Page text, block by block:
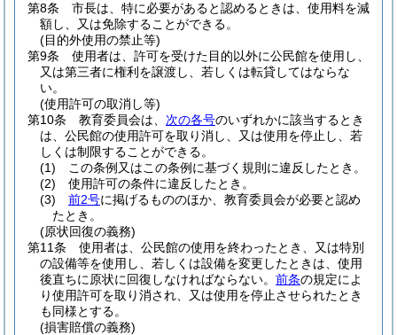
第8条
市長は、特に必要があると認めるときは、使用料を減
額し、又は免除することができる。
(目的外使用の禁止等)
第9条
使用者は、許可を受けた目的以外に公民館を使用し、
又は第三者に権利を譲渡し、若しくは転貸してはならな
い。
(使用許可の取消し等)
第10条
教育委員会は、 次の各号のいずれかに該当するとき
は、公民館の使用許可を取り消し、又は使用を停止し、若
しくは制限することができる。
(1)
この条例又はこの条例に基づく規則に違反したとき。
(2)
使用許可の条件に違反したとき。
(3)
前2号に掲げるもののほか、教育委員会が必要と認め
たとき。
(原状回復の義務)
第11条
使用者は、公民館の使用を終わったとき、又は特別
の設備等を使用し、若しくは設備を変更したときは、使用
後直ちに原状に回復しなければならない。 前条の規定によ
り使用許可を取り消され、又は使用を停止させられたとき
も同様とする。
(損害賠償の義務)